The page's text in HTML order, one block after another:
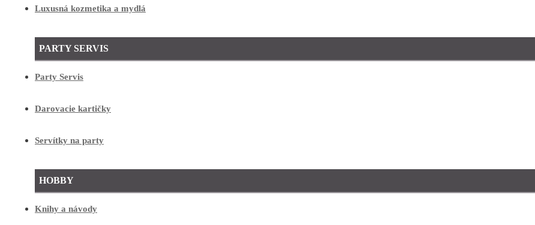
Luxusná kozmetika a mydlá
PARTY SERVIS
Party Servis
Darovacie kartičky
Servítky na party
HOBBY
Knihy a návody